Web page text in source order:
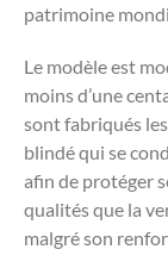
patrimoine
Le modèle est
moins d’une
sont fabriqués
blindé qui se
afin de protéger
qualités que la
malgré son